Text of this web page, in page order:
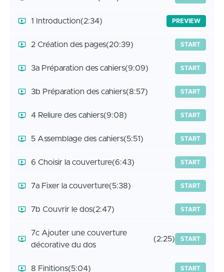
1 Introduction(2:34) PREVIEW
2 Création des pages(20:39) START
3a Préparation des cahiers(9:09) START
3b Préparation des cahiers(8:57) START
4 Reliure des cahiers(9:08) START
5 Assemblage des cahiers(5:51) START
6 Choisir la couverture(6:43) START
7a Fixer la couverture(5:38) START
7b Couvrir le dos(2:47) START
7c Ajouter une couverture
décorative du dos
(2:25) START
8 Finitions(5:04) START